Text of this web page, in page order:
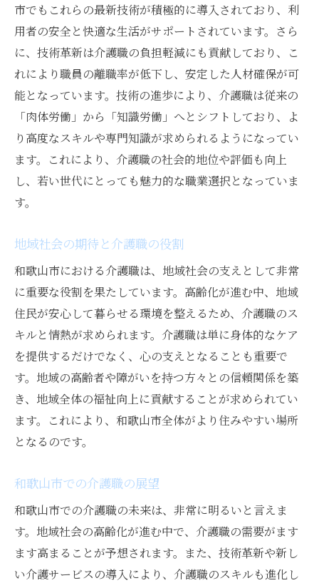
市でもこれらの最新技術が積極的に導入されており、利
用者の安全と快適な生活がサポートされています。さら
に、技術革新は介護職の負担軽減にも貢献しており、こ
れにより職員の離職率が低下し、安定した人材確保が可
能となっています。技術の進歩により、介護職は従来の
「肉体労働」から「知識労働」へとシフトしており、よ
り高度なスキルや専門知識が求められるようになってい
ます。これにより、介護職の社会的地位や評価も向上
し、若い世代にとっても魅力的な職業選択となっていま
す。
地域社会の期待と介護職の役割
和歌山市における介護職は、地域社会の支えとして非常
に重要な役割を果たしています。高齢化が進む中、地域
住民が安心して暮らせる環境を整えるため、介護職のス
キルと情熱が求められます。介護職は単に身体的なケア
を提供するだけでなく、心の支えとなることも重要で
す。地域の高齢者や障がいを持つ方々との信頼関係を築
き、地域全体の福祉向上に貢献することが求められてい
ます。これにより、和歌山市全体がより住みやすい場所
となるのです。
和歌山市での介護職の展望
和歌山市での介護職の未来は、非常に明るいと言えま
す。地域社会の高齢化が進む中で、介護職の需要がます
ます高まることが予想されます。また、技術革新や新し
い介護サービスの導入により、介護職のスキルも進化し